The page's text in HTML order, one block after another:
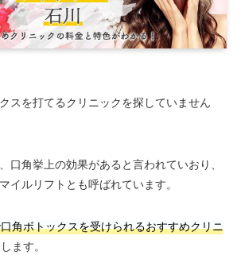
スを打てるクリニックを探していません
口角挙上の効果があると言われていおり、
イルリフトとも呼ばれています。
角ボトックスを受けられるおすすめクリニ
ます。